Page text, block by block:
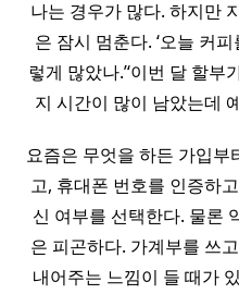
나는 경우가 많다. 하지만
은 잠시 멈춘다. ‘오늘 커
렇게 많았나.’‘이번 달 할부
지 시간이 많이 남았는데
요즘은 무엇을 하든 가입
고, 휴대폰 번호를 인증하
신 여부를 선택한다. 물론
은 피곤하다. 가계부를 쓰
내어주는 느낌이 들 때가